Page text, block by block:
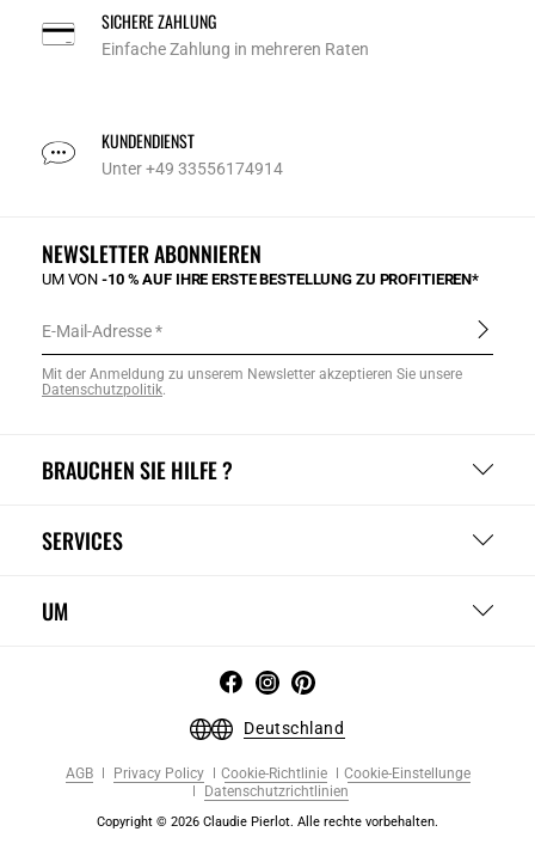
SICHERE ZAHLUNG
Einfache Zahlung in mehreren Raten
KUNDENDIENST
Unter +49 33556174914
BRAUCHEN SIE HILFE ?
SERVICES
UM
NEWSLETTER ABONNIEREN
UM VON-10 % AUF IHRE ERSTE BESTELLUNG ZU PROFITIEREN*
E-Mail-Adresse
Mit der Anmeldung zu unserem Newsletter akzeptieren Sie unsere
Datenschutzpolitik.
Deutschland
AGB Privacy Policy Cookie-Richtlinie
Cookie-Einstellunge
Datenschutzrichtlinien
Copyright © 2026 Claudie Pierlot. Alle rechte vorbehalten.